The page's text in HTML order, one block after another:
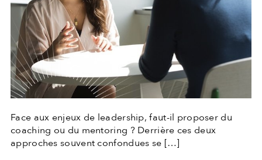
Face aux enjeux de leadership, faut-il proposer du
coaching ou du mentoring ? Derrière ces deux
approches souvent confondues se […]